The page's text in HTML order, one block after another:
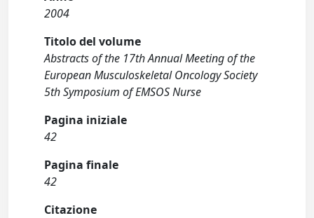
2004
Titolo del volume
Abstracts of the 17th Annual Meeting of the
European Musculoskeletal Oncology Society
5th Symposium of EMSOS Nurse
Pagina iniziale
42
Pagina finale
42
Citazione